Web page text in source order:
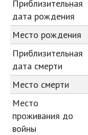
Приблизительная
дата рождения
Место рождения
Приблизительная
дата смерти
Место смерти
Место
проживания до
войны